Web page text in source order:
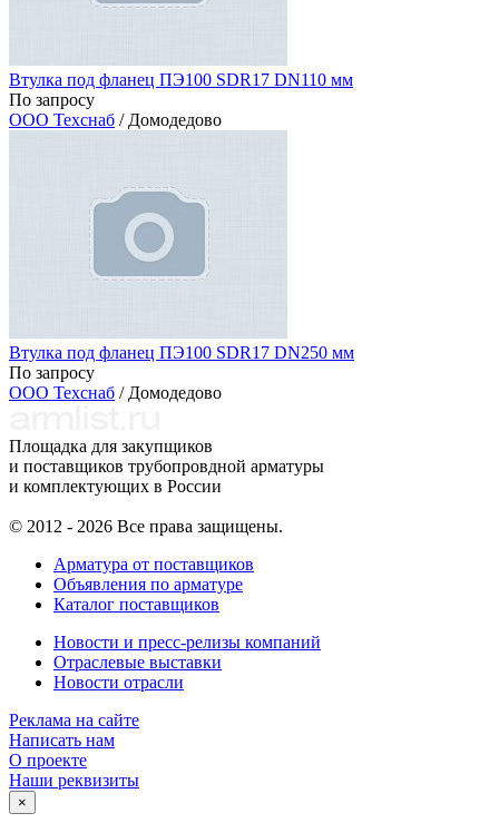
Втулка под фланец ПЭ100 SDR17 DN110 мм
По запросу
ООО Техснаб / Домодедово
Втулка под фланец ПЭ100 SDR17 DN250 мм
По запросу
ООО Техснаб / Домодедово
Площадка для закупщиков
и поставщиков трубопровдной арматуры
и комплектующих в России
© 2012 - 2026 Все права защищены.
Арматура от поставщиков
Объявления по арматуре
Каталог поставщиков
Новости и пресс-релизы компаний
Отраслевые выставки
Новости отрасли
Реклама на сайте
Написать нам
О проекте
Наши реквизиты
×